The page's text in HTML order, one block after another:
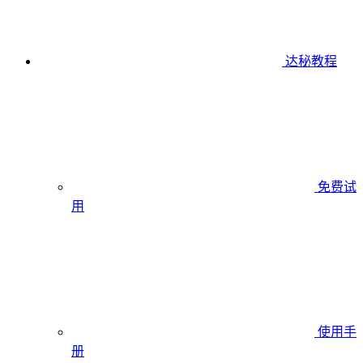
达秘教程
免费试
用
使用手
册